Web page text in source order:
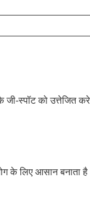
स्पॉट को उत्तेजित
के लिए आसान बनाता